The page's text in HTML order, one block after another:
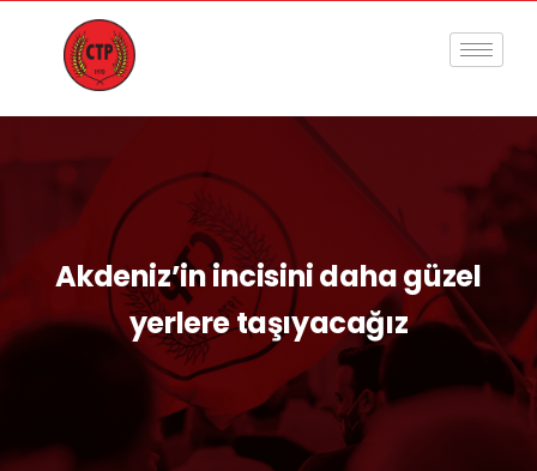
Akdeniz’in incisini daha güzel
yerlere taşıyacağız